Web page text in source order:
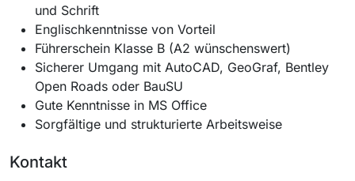
und Schrift
Englischkenntnisse von Vorteil
Führerschein Klasse B (A2 wünschenswert)
Sicherer Umgang mit AutoCAD, GeoGraf, Bentley
Open Roads oder BauSU
Gute Kenntnisse in MS Office
Sorgfältige und strukturierte Arbeitsweise
Kontakt